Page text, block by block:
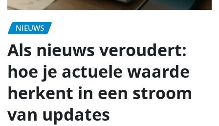
NIEUWS
Als nieuws veroudert:
hoe je actuele waarde
herkent in een stroom
van updates